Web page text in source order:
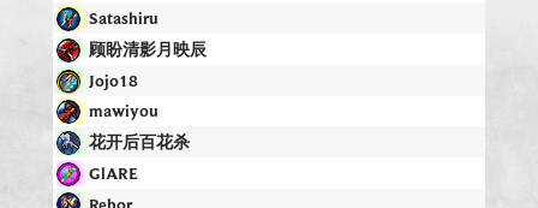
Satashiru
顾盼清影月映辰
Jojo18
mawiyou
花开后百花杀
GlARE